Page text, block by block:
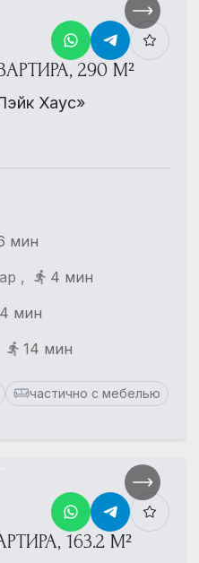
290 М²
Хаус»
мин
,
4 мин
4 мин
14 мин
частично с мебелью
163.2 М²